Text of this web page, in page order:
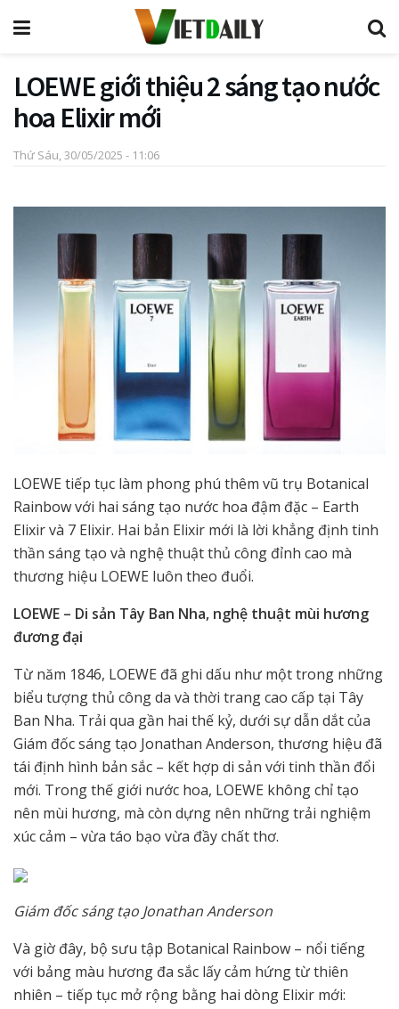
LOEWE giới thiệu 2 sáng tạo nước
hoa Elixir mới
Thứ Sáu, 30/05/2025 - 11:06
LOEWE tiếp tục làm phong phú thêm vũ trụ Botanical
Rainbow với hai sáng tạo nước hoa đậm đặc – Earth
Elixir và 7 Elixir. Hai bản Elixir mới là lời khẳng định tinh
thần sáng tạo và nghệ thuật thủ công đỉnh cao mà
thương hiệu LOEWE luôn theo đuổi.
LOEWE – Di sản Tây Ban Nha, nghệ thuật mùi hương
đương đại
Từ năm 1846, LOEWE đã ghi dấu như một trong những
biểu tượng thủ công da và thời trang cao cấp tại Tây
Ban Nha. Trải qua gần hai thế kỷ, dưới sự dẫn dắt của
Giám đốc sáng tạo Jonathan Anderson, thương hiệu đã
tái định hình bản sắc – kết hợp di sản với tinh thần đổi
mới. Trong thế giới nước hoa, LOEWE không chỉ tạo
nên mùi hương, mà còn dựng nên những trải nghiệm
xúc cảm – vừa táo bạo vừa đầy chất thơ.
Giám đốc sáng tạo Jonathan Anderson
Và giờ đây, bộ sưu tập Botanical Rainbow – nổi tiếng
với bảng màu hương đa sắc lấy cảm hứng từ thiên
nhiên – tiếp tục mở rộng bằng hai dòng Elixir mới: